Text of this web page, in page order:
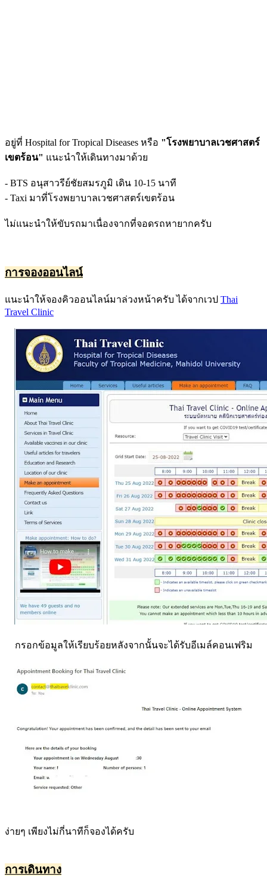
อยู่ที่ Hospital for Tropical Diseases หรือ "โรงพยาบาลเวชศาสตร์
เขตร้อน" แนะนำให้เดินทางมาด้วย
- BTS อนุสาวรีย์ชัยสมรภูมิ เดิน 10-15 นาที
- Taxi มาที่โรงพยาบาลเวชศาสตร์เขตร้อน
ไม่แนะนำให้ขับรถมาเนื่องจากที่จอดรถหายากครับ
การจองออนไลน์
แนะนำให้จองคิวออนไลน์มาล่วงหน้าครับ ได้จากเวป Thai
Travel Clinic
กรอกข้อมูลให้เรียบร้อยหลังจากนั้นจะได้รับอีเมล์คอนเฟริม
ง่ายๆ เพียงไม่กี่นาทีก็จองได้ครับ
การเดินทาง